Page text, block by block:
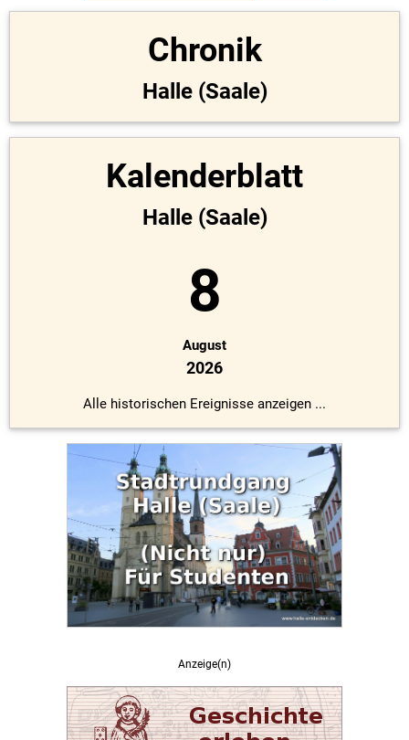
Chronik
Halle (Saale)
Kalenderblatt
Halle (Saale)
8
August
2026
Alle historischen Ereignisse anzeigen ...
Anzeige(n)